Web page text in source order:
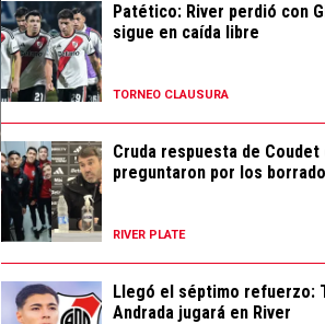
Patético: River perdió con
sigue en caída libre
TORNEO CLAUSURA
Cruda respuesta de Coudet
preguntaron por los
RIVER PLATE
Llegó el séptimo refuerzo:
Andrada jugará en River